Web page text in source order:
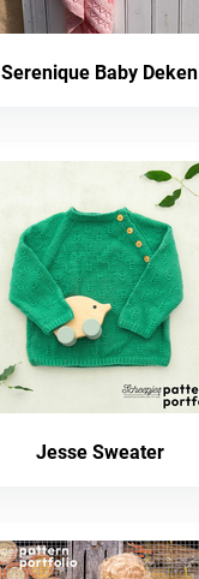
Serenique Baby Deken
Jesse Sweater